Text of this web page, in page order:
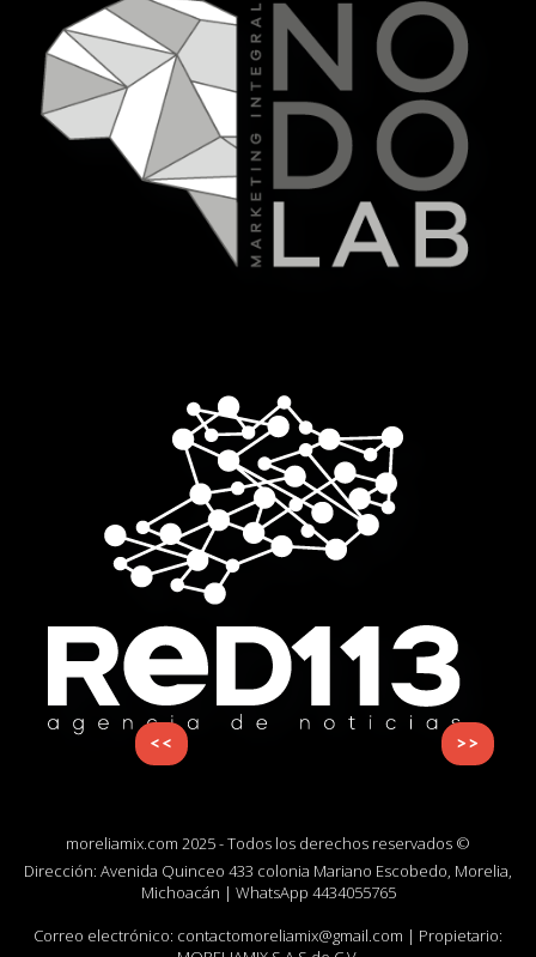
<< >>
moreliamix.com 2025 - Todos los derechos reservados ©
Dirección: Avenida Quinceo 433 colonia Mariano Escobedo, Morelia,
Michoacán | WhatsApp 4434055765
Correo electrónico: contactomoreliamix@gmail.com | Propietario: